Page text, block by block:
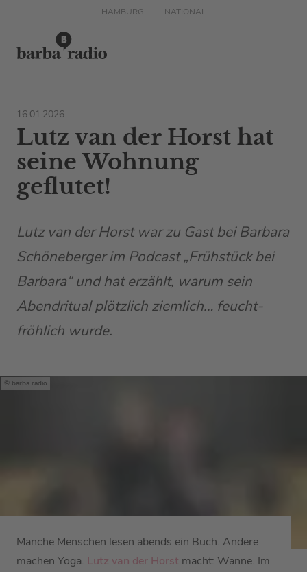
HAMBURG NATIONAL
16.01.2026
Lutz van der Horst hat
seine Wohnung
geflutet!
Lutz van der Horst war zu Gast bei Barbara
Schöneberger im Podcast „Frühstück bei
Barbara“ und hat erzählt, warum sein
Abendritual plötzlich ziemlich… feucht-
fröhlich wurde.
barba radio
Manche Menschen lesen abends ein Buch. Andere
machen Yoga. Lutz van der Horst macht: Wanne. Im